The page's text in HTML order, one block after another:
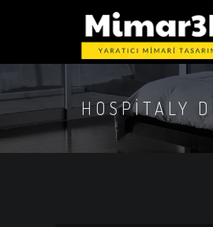
HOSPITALY